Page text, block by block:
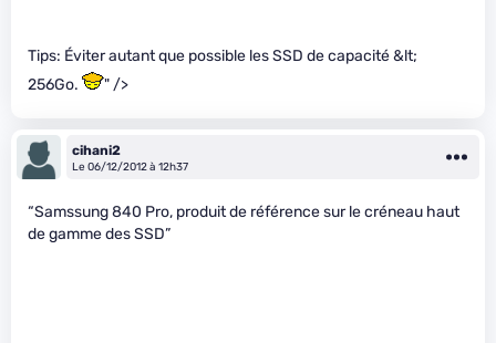
Tips: Éviter autant que possible les SSD de capacité &lt;
256Go.
" />
cihani2
Le 06/12/2012 à 12h37
“Samssung 840 Pro, produit de référence sur le créneau haut
de gamme des SSD”